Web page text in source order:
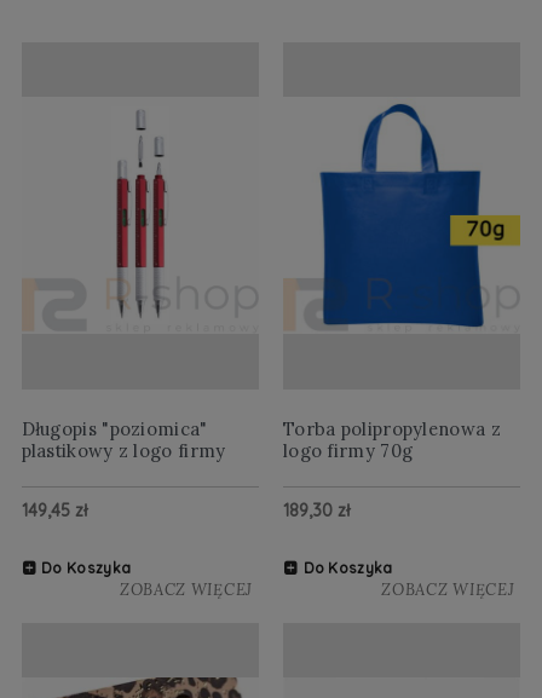
Długopis "poziomica"
plastikowy z logo firmy
149,45 zł
Do Koszyka
ZOBACZ WIĘCEJ
Torba polipropylenowa z
logo firmy 70g
189,30 zł
Do Koszyka
ZOBACZ WIĘCEJ